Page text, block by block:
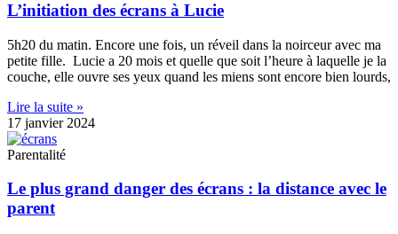
L’initiation des écrans à Lucie
5h20 du matin. Encore une fois, un réveil dans la noirceur avec ma
petite fille. Lucie a 20 mois et quelle que soit l’heure à laquelle je la
couche, elle ouvre ses yeux quand les miens sont encore bien lourds,
Lire la suite »
17 janvier 2024
Parentalité
Le plus grand danger des écrans : la distance avec le
parent